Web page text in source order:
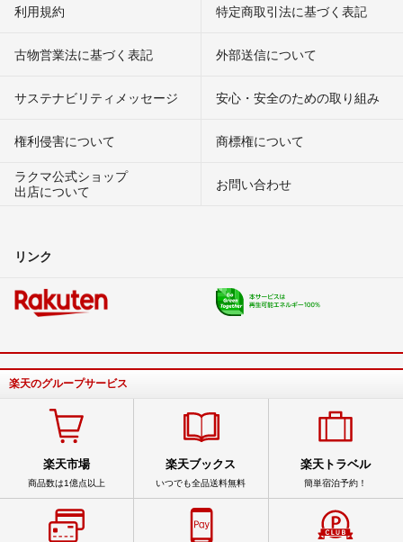
利用規約 特定商取引法に基づく表記
古物営業法に基づく表記 外部送信について
サステナビリティメッセージ 安心・安全のための取り組み
権利侵害について
商標権について
ラクマ公式ショップ
出店について
お問い合わせ
リンク
楽天のグループサービス
楽天市場
商品数は1億点以上
楽天ブックス
いつでも全品送料無料
楽天トラベル
簡単宿泊予約！